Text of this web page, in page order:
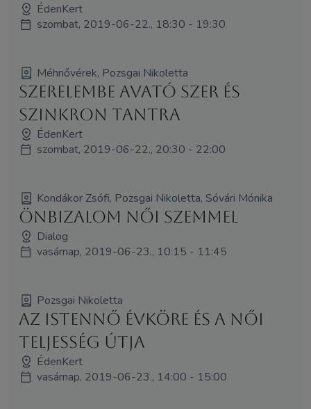
ÉdenKert
szombat, 2019-06-22., 18:30 - 19:30
Méhnővérek, Pozsgai Nikoletta
Szerelembe Avató Szer és
Szinkron Tantra
ÉdenKert
szombat, 2019-06-22., 20:30 - 22:00
Kondákor Zsófi, Pozsgai Nikoletta, Sóvári Mónika
Önbizalom női szemmel
Dialog
vasárnap, 2019-06-23., 10:15 - 11:45
Pozsgai Nikoletta
Az Istennő évköre és a női
teljesség útja
ÉdenKert
vasárnap, 2019-06-23., 14:00 - 15:00